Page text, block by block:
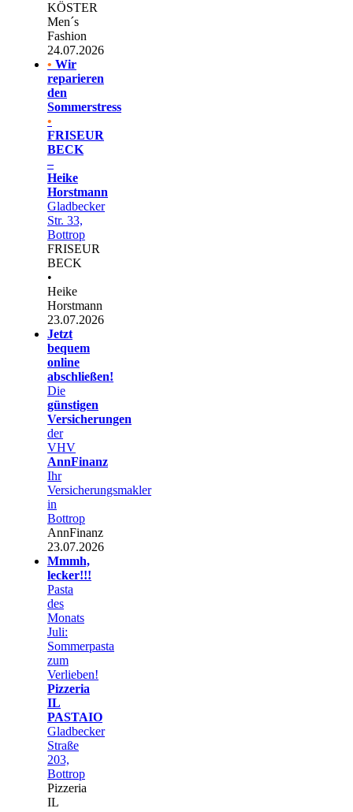
KÖSTER
Men´s
Fashion
24.07.2026
• Wir
reparieren
den
Sommerstress
•
FRISEUR
BECK
–
Heike
Horstmann
Gladbecker
Str. 33,
Bottrop
FRISEUR
BECK
•
Heike
Horstmann
23.07.2026
Jetzt
bequem
online
abschließen!
Die
günstigen
Versicherungen
der
VHV
AnnFinanz
Ihr
Versicherungsmakler
in
Bottrop
AnnFinanz
23.07.2026
Mmmh,
lecker!!!
Pasta
des
Monats
Juli:
Sommerpasta
zum
Verlieben!
Pizzeria
IL
PASTAIO
Gladbecker
Straße
203,
Bottrop
Pizzeria
IL